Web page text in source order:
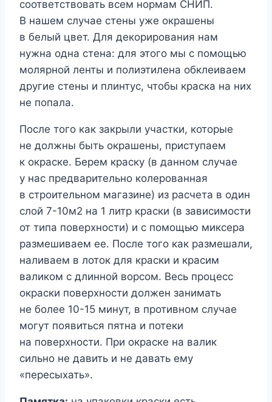
соответствовать всем нормам СНИП.
В нашем случае стены уже окрашены
в белый цвет. Для декорирования нам
нужна одна стена: для этого мы с помощью
молярной ленты и полиэтилена обклеиваем
другие стены и плинтус, чтобы краска на них
не попала.
После того как закрыли участки, которые
не должны быть окрашены, приступаем
к окраске. Берем краску (в данном случае
у нас предварительно колерованная
в строительном магазине) из расчета в один
слой 7-10м2 на 1 литр краски (в зависимости
от типа поверхности) и с помощью миксера
размешиваем ее. После того как размешали,
наливаем в лоток для краски и красим
валиком с длинной ворсом. Весь процесс
окраски поверхности должен занимать
не более 10-15 минут, в противном случае
могут появиться пятна и потеки
на поверхности. При окраске на валик
сильно не давить и не давать ему
«пересыхать».